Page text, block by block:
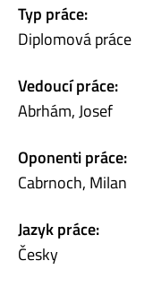
Typ práce:
Diplomová práce
Vedoucí práce:
Abrhám, Josef
Oponenti práce:
Cabrnoch, Milan
Jazyk práce:
Česky